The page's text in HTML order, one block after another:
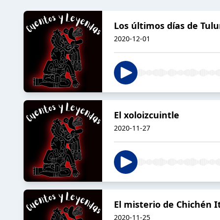
Los últimos días de
2020-12-01
El xoloizcuintle
2020-11-27
El misterio de Chichén
2020-11-25